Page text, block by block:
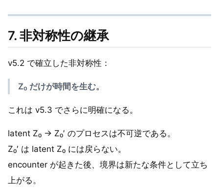
7. 非対称性の継承
v5.2 で確立した非対称性：
Z₀ だけが時間を生む。
これは v5.3 でさらに明確になる。
latent Z₀ → Z₀′ のプロセスは不可逆である。
Z₀′ は latent Z₀ には戻らない。
encounter が起きた後、境界は新たな条件として立ち
上がる。